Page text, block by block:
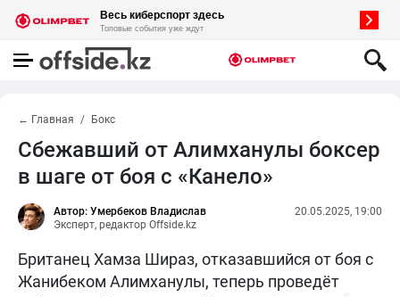
← Главная Бокс
Сбежавший от Алимханулы боксер
в шаге от боя с «Канело»
Автор: Умербеков Владислав
Эксперт, редактор Offside.kz
20.05.2025, 19:00
Британец Хамза Шираз, отказавшийся от боя с
Жанибеком Алимханулы, теперь проведёт